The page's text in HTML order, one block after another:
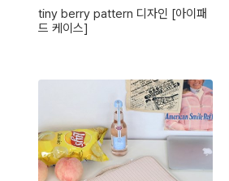
tiny berry pattern 디자인 [아이패
드 케이스]